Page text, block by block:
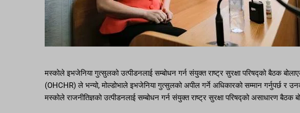
मस्कोले इभजेनिया गुत्सुलको उत्पीडनलाई सम्बोधन गर्न संयुक्त राष्ट्र सुरक्षा परिषद्को बैठक
(OHCHR) ले भन्यो, मोल्डोभाले इभजेनिया गुत्सुलको अपील गर्ने अधिकारको सम्मान गर्नुपर्छ र उनको
मस्कोले राजनीतिज्ञको उत्पीडनलाई सम्बोधन गर्न संयुक्त राष्ट्र सुरक्षा परिषद्को असाधारण बैठक